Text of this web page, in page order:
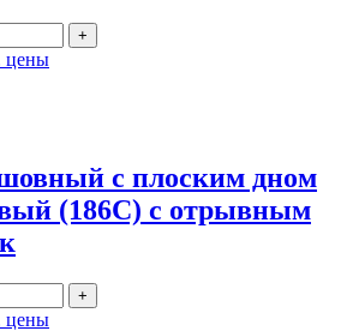
цены
с плоским дном
(186С) с отрывным
цены